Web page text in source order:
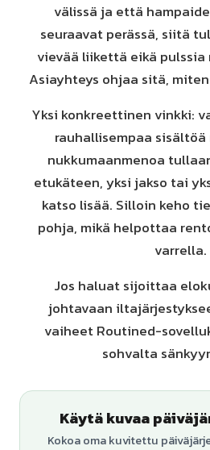
välissä ja että
seuraavat perässä, siitä
vievää liikettä eikä pulssia
Asiayhteys ohjaa sitä,
Yksi konkreettinen vinkki:
rauhallisempaa
nukkumaanmenoa
etukäteen, yksi jakso tai
katso lisää. Silloin keho
pohja, mikä helpottaa
varrella.
Jos haluat sijoittaa
johtavaan
vaiheet Routined-
sohvalta
Käytä kuvaa
Kokoa oma kuvitettu